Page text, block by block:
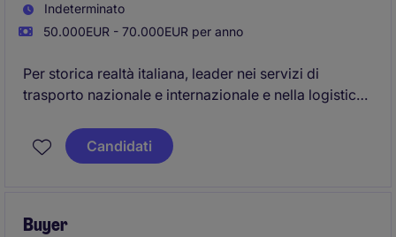
Indeterminato
50.000EUR - 70.000EUR per anno
Per storica realtà italiana, leader nei servizi di
trasporto nazionale e internazionale e nella logistica
Road (FTL, LTL, Groupage) sulla Lombardia.
Candidati
Buyer